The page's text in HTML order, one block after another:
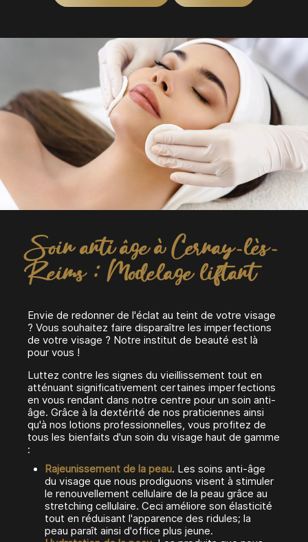
Soin anti âge à Cernay-lès-
Reims : Modelage liftant
Envie de redonner de l'éclat au teint de votre visage
? Vous souhaitez faire disparaître les imperfections
de votre visage ? Notre institut de beauté est là
pour vous !
Luttez contre les signes du vieillissement tout en
atténuant significativement certaines imperfections
en vous rendant dans notre centre pour un soin anti-
âge. Grâce à la dextérité de nos praticiennes ainsi
qu'à nos lotions professionnelles, vous profitez de
tous les bienfaits d'un soin du visage haut de gamme
:
Rajeunissement de la peau. Les soins anti-âge
du visage que nous prodiguons visent à stimuler
le renouvellement cellulaire de la peau grâce au
stretching cellulaire. Ceci améliore son élasticité
tout en réduisant l'apparence des ridules; la
peau paraît ainsi d'office plus jeune.